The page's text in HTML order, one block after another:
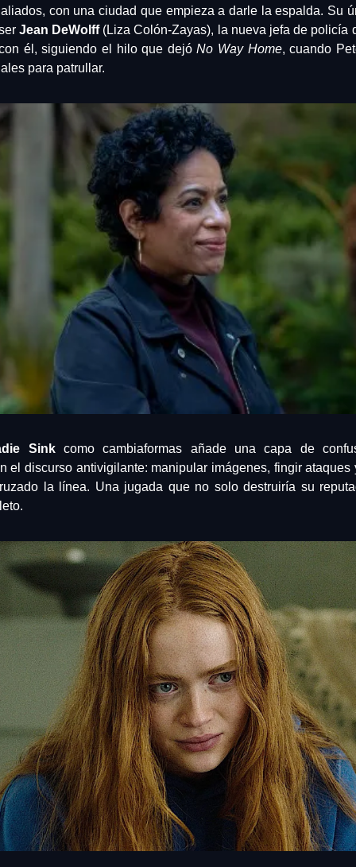
con una ciudad que empieza a darle la espalda. Su
Jean DeWolff (Liza Colón-Zayas), la nueva jefa de policía
él, siguiendo el hilo que dejó No Way Home, cuando
para patrullar.
Sink como cambiaformas añade una capa de
el discurso antivigilante: manipular imágenes, fingir ataques
la línea. Una jugada que no solo destruiría su